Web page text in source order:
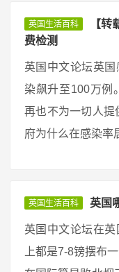
英国生活百科
【
费检测
英国中文论坛英
染飙升至100万例
再也不为一切人提
府为什么在感染率
英国生活百科 英国
英国中文论坛在
上都是7-8镑摆布